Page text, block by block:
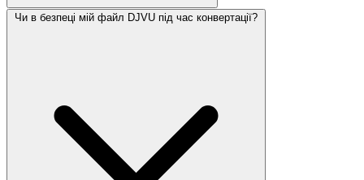
Чи в безпеці мій файл DJVU під час конвертації?